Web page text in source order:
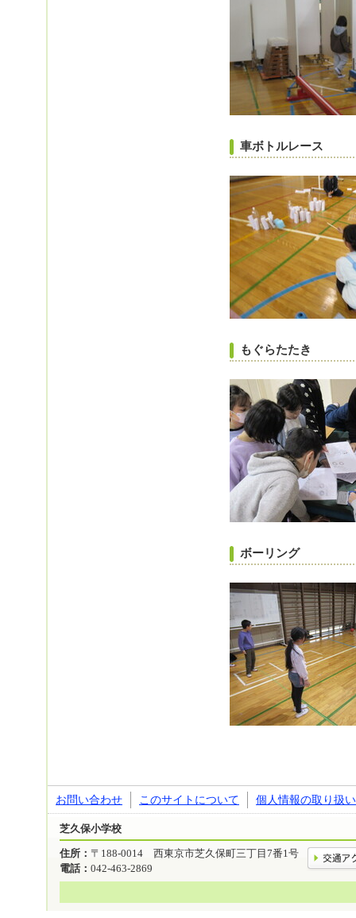
車ボトルレース
もぐらたたき
ボーリング
お問い合わせ このサイトについて 個人情報の取り扱い
芝久保小学校
住所： 〒188-0014 西東京市芝久保町三丁目7番1号
電話： 042-463-2869